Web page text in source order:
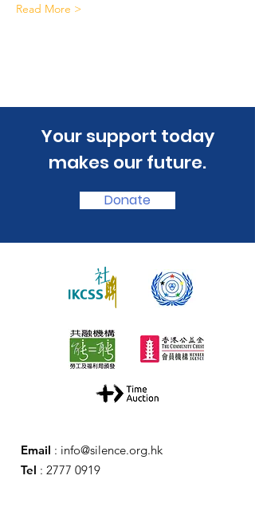
Read More >
​Your support today
makes our future.
Donate
Email : info@silence.org.hk
Tel : 2777 0919